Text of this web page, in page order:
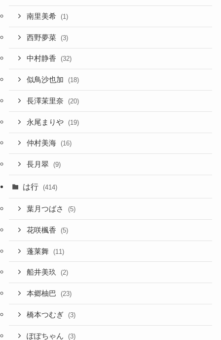
南里美希 (1)
西野夢菜 (3)
中村静香 (32)
似鳥沙也加 (18)
長澤茉里奈 (20)
永尾まりや (19)
仲村美海 (16)
長月翠 (9)
は行 (414)
葉月つばさ (5)
花咲楓香 (5)
蓬莱舞 (11)
船井美玖 (2)
本郷柚巴 (23)
橋本つむぎ (3)
ぽぽちゃん (3)